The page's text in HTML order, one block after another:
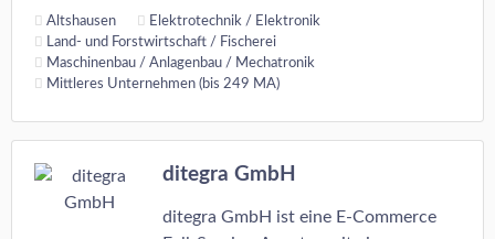
Altshausen
Elektrotechnik / Elektronik
Land- und Forstwirtschaft / Fischerei
Maschinenbau / Anlagenbau / Mechatronik
Mittleres Unternehmen (bis 249 MA)
ditegra GmbH
ditegra GmbH ist eine E-Commerce